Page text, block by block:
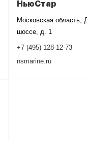
НьюСтар
Московская область,
шоссе, д. 1
+7 (495) 128-12-73
nsmarine.ru